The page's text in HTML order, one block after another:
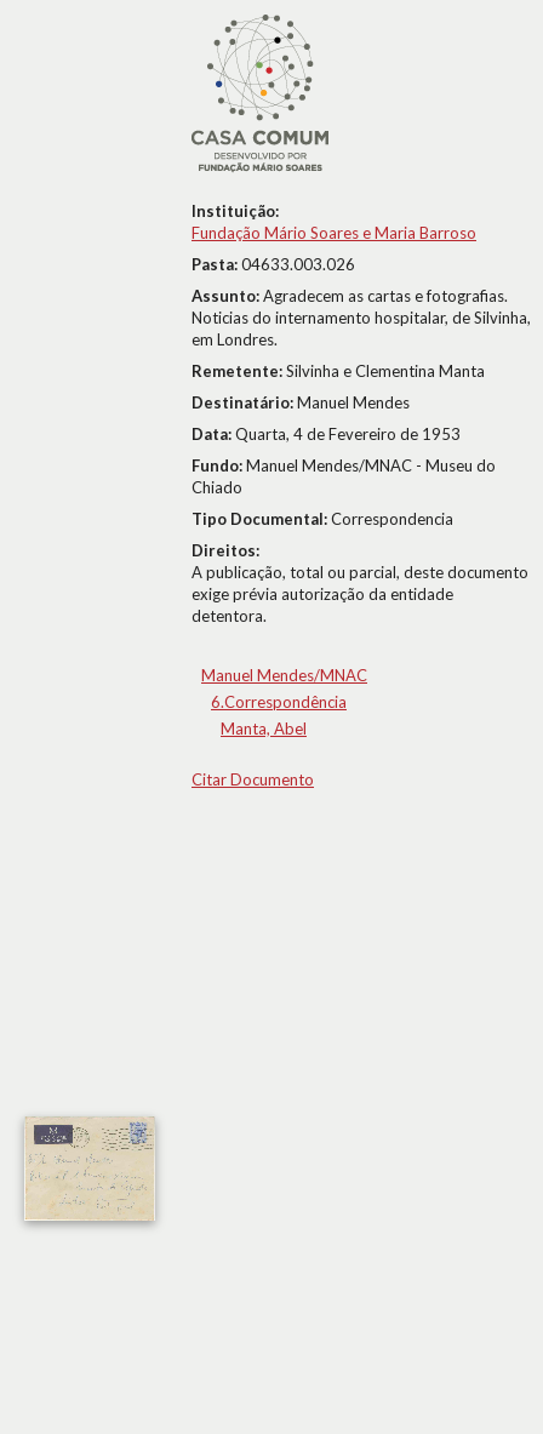
Instituição:
Fundação Mário Soares e Maria Barroso
Pasta:04633.003.026
Assunto:Agradecem as cartas e fotografias.
Noticias do internamento hospitalar, de Silvinha,
em Londres.
Remetente:Silvinha e Clementina Manta
Destinatário:Manuel Mendes
Data:Quarta, 4 de Fevereiro de 1953
Fundo:Manuel Mendes/MNAC - Museu do
Chiado
Tipo Documental:Correspondencia
Direitos:
A publicação, total ou parcial, deste documento
exige prévia autorização da entidade
detentora.
Manuel Mendes/MNAC
6.Correspondência
Manta, Abel
Citar Documento